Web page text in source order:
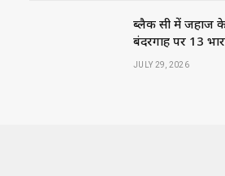
ब्लैक सी में जहाज के
बंदरगाह पर 13
JULY 29, 2026